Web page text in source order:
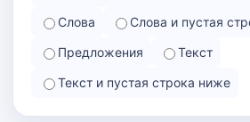
Слова
Слова и пустая
Предложения
Текст
Текст и пустая строка ниже